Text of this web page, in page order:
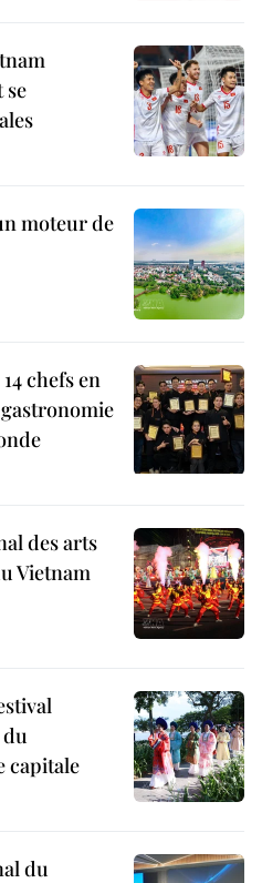
se
moteur de
chefs en
des arts
Vietnam
capitale
du